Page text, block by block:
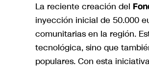
La reciente creación del
inyección inicial de 50.000
comunitarias en la región.
tecnológica, sino que
populares. Con esta